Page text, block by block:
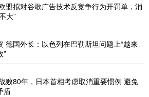
盟拟对谷歌广告技术反竞争行为开罚单，消
大”
德国外长：以色列在巴勒斯坦问题上“越来
”
败80年，日本首相考虑取消重要惯例 避免
盾